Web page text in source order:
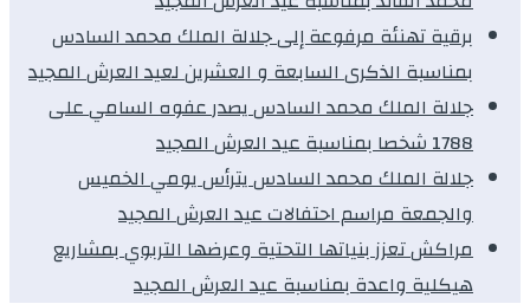
برقية تهنئة مرفوعة إلى جلالة الملك محمد السادس
بمناسبة الذكرى السابعة و العشرين لعيد العرش المجيد
جلالة الملك محمد السادس يصدر عفوه السامي على
1788 شخصا بمناسبة عيد العرش المجيد
جلالة الملك محمد السادس يترأس يومي الخميس
والجمعة مراسم احتفالات عيد العرش المجيد
مراكش تعزز بنياتها التحتية وعرضها التربوي بمشاريع
هيكلية واعدة بمناسبة عيد العرش المجيد